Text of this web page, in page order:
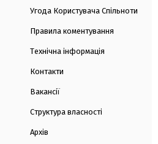
Угода Користувача Спільноти
Правила коментування
Технічна інформація
Контакти
Вакансії
Структура власності
Архів